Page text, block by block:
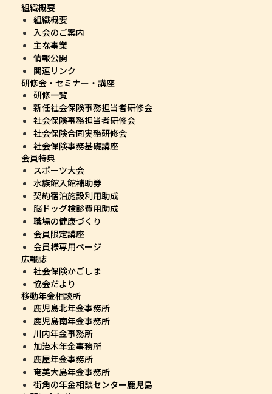
組織概要
組織概要
入会のご案内
主な事業
情報公開
関連リンク
研修会・セミナー・講座
研修一覧
新任社会保険事務担当者研修会
社会保険事務担当者研修会
社会保険合同実務研修会
社会保険事務基礎講座
会員特典
スポーツ大会
水族館入館補助券
契約宿泊施設利用助成
脳ドッグ検診費用助成
職場の健康づくり
会員限定講座
会員様専用ページ
広報誌
社会保険かごしま
協会だより
移動年金相談所
鹿児島北年金事務所
鹿児島南年金事務所
川内年金事務所
加治木年金事務所
鹿屋年金事務所
奄美大島年金事務所
街角の年金相談センター鹿児島